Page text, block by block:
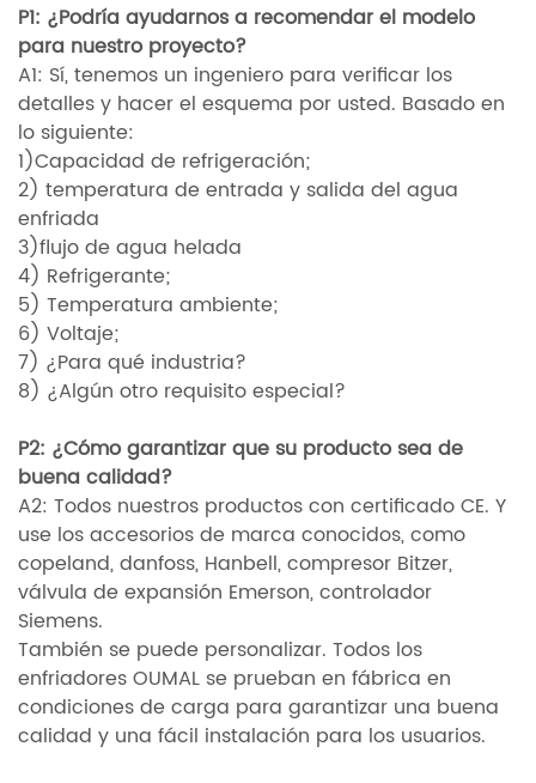
P1: ¿Podría ayudarnos a recomendar el modelo
para nuestro proyecto?
A1: Sí, tenemos un ingeniero para verificar los
detalles y hacer el esquema por usted. Basado en
lo siguiente:
1)Capacidad de refrigeración;
2) temperatura de entrada y salida del agua
enfriada
3)flujo de agua helada
4) Refrigerante;
5) Temperatura ambiente;
6) Voltaje;
7) ¿Para qué industria?
8) ¿Algún otro requisito especial?
P2: ¿Cómo garantizar que su producto sea de
buena calidad?
A2: Todos nuestros productos con certificado CE. Y
use los accesorios de marca conocidos, como
copeland, danfoss, Hanbell, compresor Bitzer,
válvula de expansión Emerson, controlador
Siemens.
También se puede personalizar. Todos los
enfriadores OUMAL se prueban en fábrica en
condiciones de carga para garantizar una buena
calidad y una fácil instalación para los usuarios.